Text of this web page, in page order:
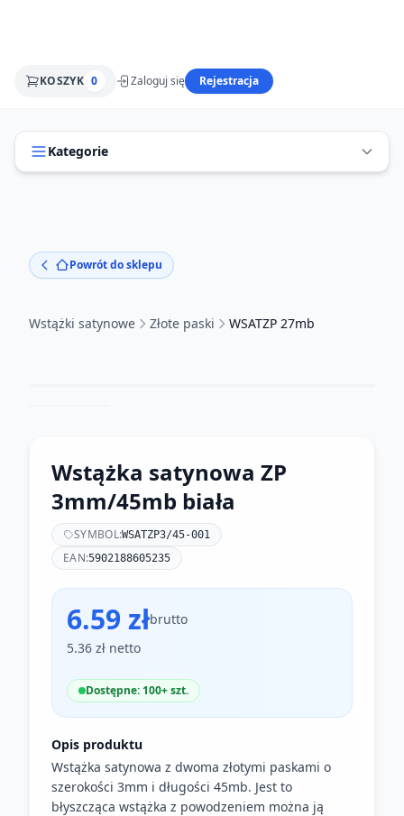
KOSZYK 0 Zaloguj się Rejestracja
Kategorie
Powrót do sklepu
Wstążki satynowe Złote paski WSATZP 27mb
Wstążka satynowa ZP
3mm/45mb biała
SYMBOL:WSATZP3/45-001
EAN:5902188605235
6.59 złbrutto
5.36 zł netto
Dostępne: 100+ szt.
Opis produktu
Wstążka satynowa z dwoma złotymi paskami o
szerokości 3mm i długości 45mb. Jest to
błyszcząca wstążka z powodzeniem można ją